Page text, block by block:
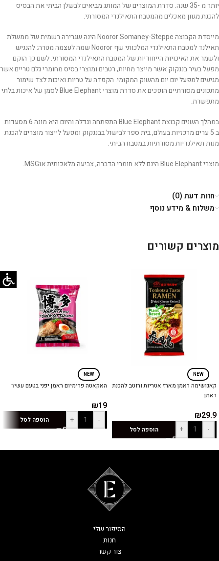
יותר מ -35 שנה. סדרת המוצרים של המותג מביאים לבשלן הביתי את הבסיס
להכנת מגוון מאכלים מהמטבח התאילנדי המסורתי.
מייסדת הקבוצה Nooror Somaney-Steppe הינה שגרירה רשמית של ממשלת
תאילנד למטבח התאילנדי המלכותי שף Nooror שמה לעצמה מטרה: להנגיש
ולשמר את האיכויות הייחודיות של המטבח התאילנדי המסורתי. לשם כך הוקם
מפעל בעיר בנגקוק אשר מייצר מחיות, רטבים ומוצרי בסיס מחומרי גלם טריים אשר
מגיעים למפעל יום יום מהשוק המקומי. הקפדה על טריות ואיכות לצד שימור
מתכונים מסורתיים הופכים את סדרת מוצרי Blue Elephant לסמן של איכות בלתי
מתפשרת.
במהלך השנים קבוצת Blue Elephant התפתחה וגדלה והיום היא מונה 6 מסעדות
ב 5 ערים מרכזיות בעולם, בית ספר לבישול בבנגקוק ומפעל לייצור מוצרים להכנת
מנות תאילנדיות מסורתיות במטבח הביתי.
מוצרי Blue Elephant הינם ללא חומרי הדברה, צביעה מלאכותית אוMSG.
חוות דעת (0)
משלוח & מידע נוסף
מוצרים קשורים
NEW
קאגושימה ראמן מארז אטריות ורוטב להכנת
ראמן
₪29.9
-
+ הוספה לסל
NEW
האקאטה פרימיום ראמן יפני בטעם עשיר
₪19
-
+ הוספה לסל
הסיפור שלי
חנות
צור קשר